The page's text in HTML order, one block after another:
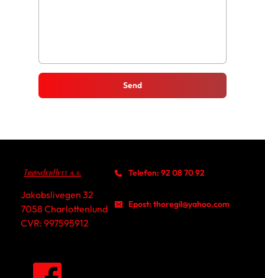
Send
Jakobslivegen 32
7058 Charlottenlund
CVR: 997595912
Telefon: 92 08 70 92
Epost: thoregil@yahoo.com